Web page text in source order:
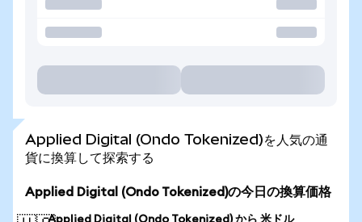
Applied Digital (Ondo Tokenized)を人気の通
貨に換算して探索する
Applied Digital (Ondo Tokenized)の今日の換算価格
Applied Digital (Ondo Tokenized) から 米ドル